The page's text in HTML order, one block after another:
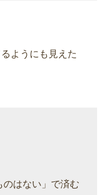
ようにも見えた
のはない」で済む